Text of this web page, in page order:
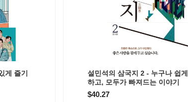
게 즐기
설민석의 삼국지 2 - 누구나 쉽
하고, 모두가 빠져드는 이야기
$40.27